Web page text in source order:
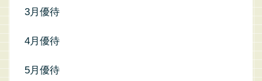
3月優待
4月優待
5月優待